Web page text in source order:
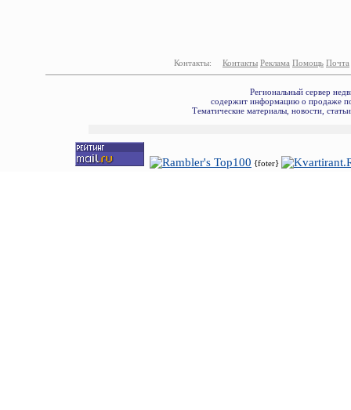
Контакты: Контакты Реклама Помощь Почта
Региональный сервер
содержит информацию о продаже
Тематические материалы, новости,
{foter}